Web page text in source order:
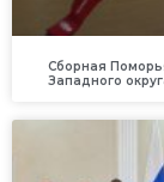
Сборная
Западного